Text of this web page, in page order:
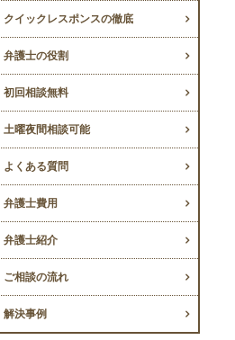
クイックレスポンスの徹底
弁護士の役割
初回相談無料
土曜夜間相談可能
よくある質問
弁護士費用
弁護士紹介
ご相談の流れ
解決事例